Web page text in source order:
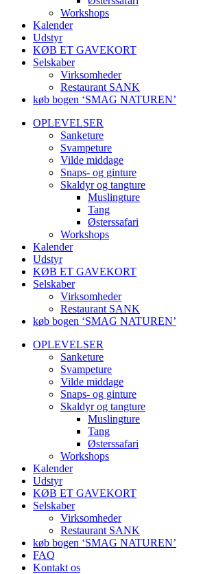
Workshops
Kalender
Udstyr
KØB ET GAVEKORT
Selskaber
Virksomheder
Restaurant SANK
køb bogen ‘SMAG NATUREN’
OPLEVELSER
Sanketure
Svampeture
Vilde middage
Snaps- og ginture
Skaldyr og tangture
Muslingture
Tang
Østerssafari
Workshops
Kalender
Udstyr
KØB ET GAVEKORT
Selskaber
Virksomheder
Restaurant SANK
køb bogen ‘SMAG NATUREN’
OPLEVELSER
Sanketure
Svampeture
Vilde middage
Snaps- og ginture
Skaldyr og tangture
Muslingture
Tang
Østerssafari
Workshops
Kalender
Udstyr
KØB ET GAVEKORT
Selskaber
Virksomheder
Restaurant SANK
køb bogen ‘SMAG NATUREN’
FAQ
Kontakt os